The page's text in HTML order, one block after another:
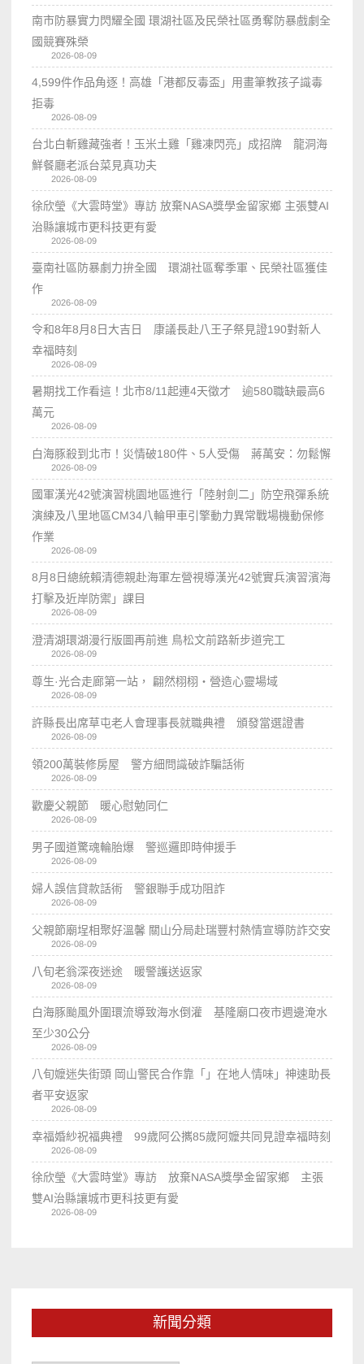
南市防暴實力閃耀全國 環湖社區及民榮社區勇奪防暴戲劇全
國競賽殊榮
2026-08-09
4,599件作品角逐！高雄「港都反毒盃」用畫筆教孩子識毒
拒毒
2026-08-09
台北白斬雞藏強者！玉米土雞「雞凍閃亮」成招牌 龍洞海
鮮餐廳老派台菜見真功夫
2026-08-09
徐欣瑩《大雲時堂》專訪 放棄NASA獎學金留家鄉 主張雙AI
治縣讓城市更科技更有愛
2026-08-09
臺南社區防暴劇力拚全國 環湖社區奪季軍、民榮社區獲佳
作
2026-08-09
令和8年8月8日大吉日 康議長赴八王子祭見證190對新人
幸福時刻
2026-08-09
暑期找工作看這！北市8/11起連4天徵才 逾580職缺最高6
萬元
2026-08-09
白海豚殺到北市！災情破180件、5人受傷 蔣萬安：勿鬆懈
2026-08-09
國軍漢光42號演習桃園地區進行「陸射劍二」防空飛彈系統
演練及八里地區CM34八輪甲車引擎動力異常戰場機動保修
作業
2026-08-09
8月8日總統賴清德親赴海軍左營視導漢光42號實兵演習濱海
打擊及近岸防禦」課目
2026-08-09
澄清湖環湖漫行版圖再前進 鳥松文前路新步道完工
2026-08-09
尊生·光合走廊第一站， 翩然栩栩・營造心靈場域
2026-08-09
許縣長出席草屯老人會理事長就職典禮 頒發當選證書
2026-08-09
領200萬裝修房屋 警方細問識破詐騙話術
2026-08-09
歡慶父親節 暖心慰勉同仁
2026-08-09
男子國道驚魂輪胎爆 警巡邏即時伸援手
2026-08-09
婦人誤信貸款話術 警銀聯手成功阻詐
2026-08-09
父親節廟埕相聚好溫馨 關山分局赴瑞豐村熱情宣導防詐交安
2026-08-09
八旬老翁深夜迷途 暖警護送返家
2026-08-09
白海豚颱風外圍環流導致海水倒灌 基隆廟口夜市週邊淹水
至少30公分
2026-08-09
八旬嬤迷失街頭 岡山警民合作靠「」在地人情味」神速助長
者平安返家
2026-08-09
幸福婚紗祝福典禮 99歲阿公𢹂85歲阿嬤共同見證幸福時刻
2026-08-09
徐欣瑩《大雲時堂》專訪 放棄NASA獎學金留家鄉 主張
雙AI治縣讓城市更科技更有愛
2026-08-09
新聞分類